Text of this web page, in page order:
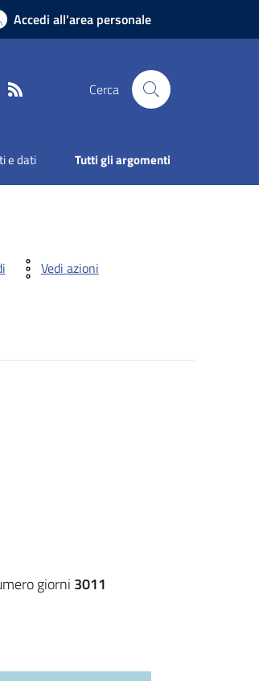
Accedi all'area personale
Telegram Cerca
e dati Tutti gli argomenti
Vedi azioni
giorni 3011